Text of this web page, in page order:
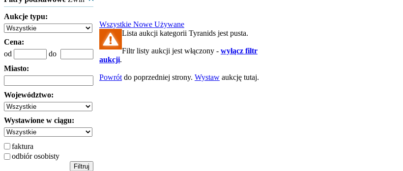
Aukcje typu:
Cena:
od
do
Miasto:
Województwo:
Wystawione w ciągu:
faktura
odbiór osobisty
Wszystkie Nowe Używane
Lista aukcji kategorii Tyranids jest pusta.
Filtr listy aukcji jest włączony - wyłącz filtr
aukcji.
Powrót do poprzedniej strony. Wystaw aukcję tutaj.